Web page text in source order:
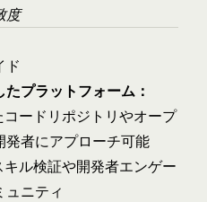
度
ド
プラットフォーム：
コードリポジトリやオープ
発者にアプローチ可能
キル検証や開発者エンゲー
ュニティ